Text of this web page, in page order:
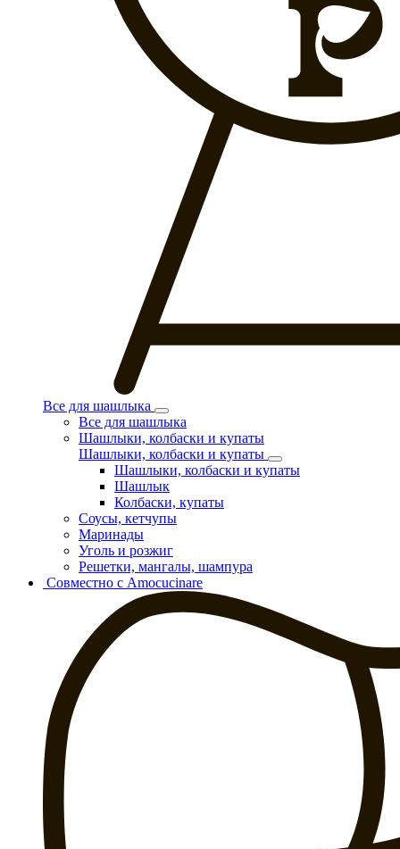
Все для шашлыка
Все для шашлыка
Шашлыки, колбаски и купаты
Шашлыки, колбаски и купаты
Шашлыки, колбаски и купаты
Шашлык
Колбаски, купаты
Соусы, кетчупы
Маринады
Уголь и розжиг
Решетки, мангалы, шампура
Совместно с Amocucinare